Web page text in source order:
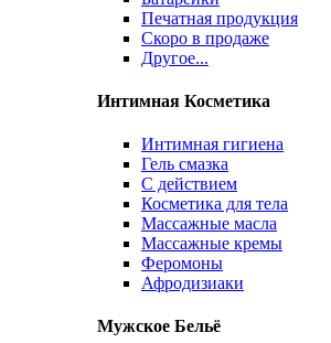
Печатная продукция
Скоро в продаже
Другое...
Интимная Косметика
Интимная гигиена
Гель смазка
С действием
Косметика для тела
Массажные масла
Массажные кремы
Феромоны
Афродизиаки
Мужское Бельё